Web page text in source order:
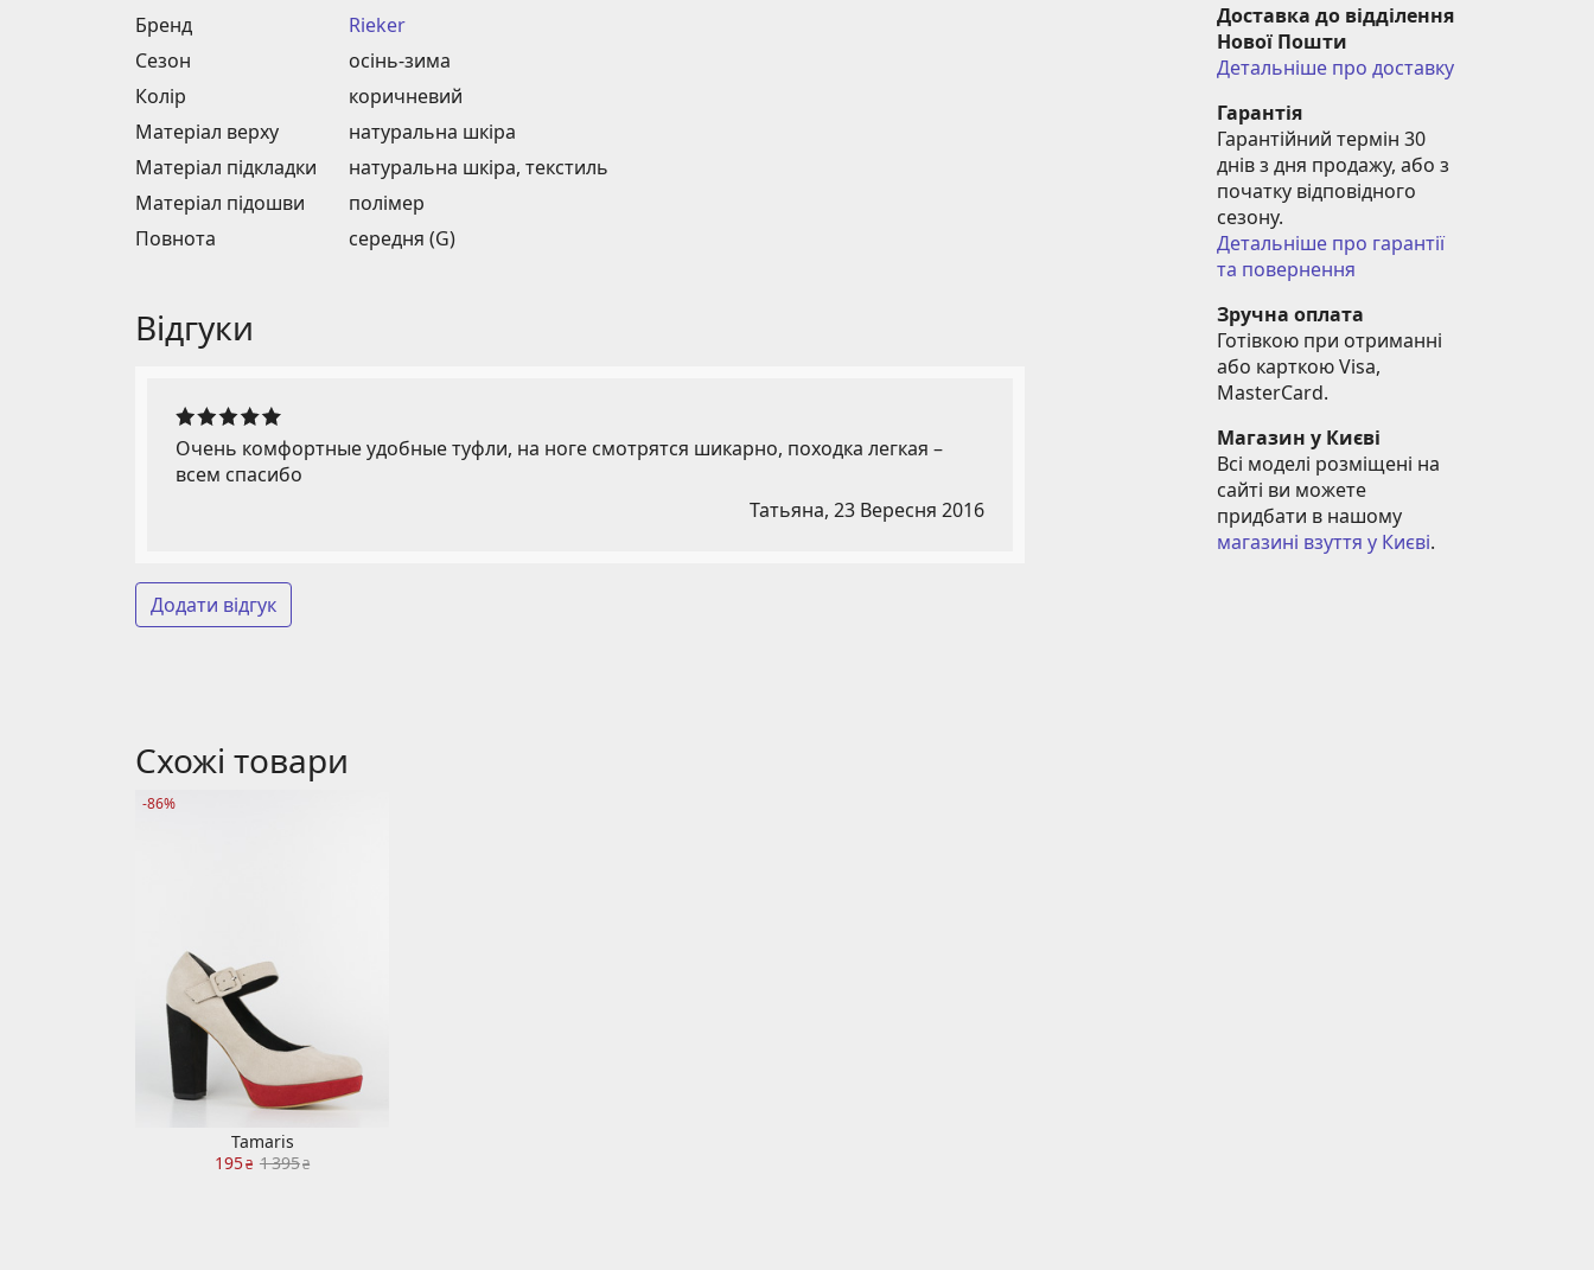
Бренд
Rieker
Сезон
осінь-зима
Колір
коричневий
Матеріал верху
натуральна шкіра
Матеріал підкладки
натуральна шкіра, текстиль
Матеріал підошви
полімер
Повнота
середня (G)
Відгуки
Очень комфортные удобные туфли, на ноге смотрятся шикарно, походка легкая –
всем спасибо
Татьяна, 23 Вересня 2016
Додати відгук
Доставка до відділення
Нової Пошти
Детальніше про доставку
Гарантія
Гарантійний термін 30
днів з дня продажу, або з
початку відповідного
сезону.
Детальніше про гарантії
та повернення
Зручна оплата
Готівкою при отриманні
або карткою Visa,
MasterCard.
Магазин у Києві
Всі моделі розміщені на
сайті ви можете
магазині взуття у Києві.
Схожі товари
-86%
Tamaris
195₴ 1 395₴